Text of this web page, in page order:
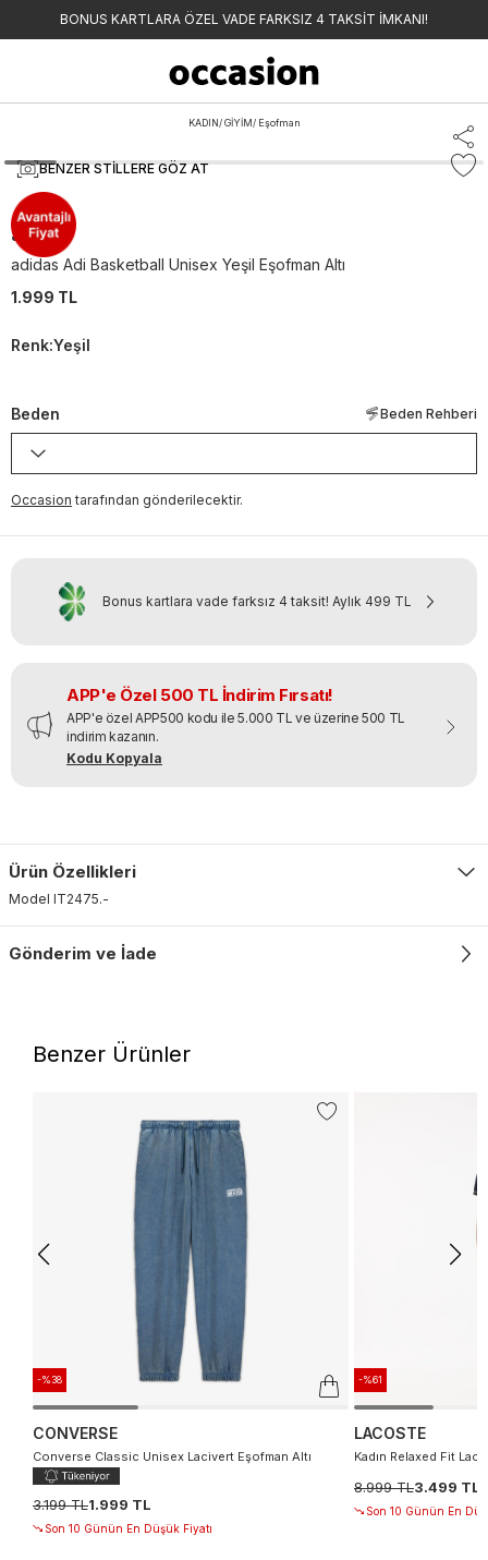
BONUS KARTLARA ÖZEL VADE FARKSIZ 4 TAKSİT İMKANI!
KADIN/ GİYİM/ Eşofman
BENZER STILLERE GÖZ AT
adidas
adidas Adi Basketball Unisex Yeşil Eşofman Altı
1.999 TL
Renk:Yeşil
Beden Beden Rehberi
Occasion tarafından gönderilecektir.
Bonus kartlara vade farksız 4 taksit! Aylık 499 TL
APP'e Özel 500 TL İndirim Fırsatı!
APP'e özel APP500 kodu ile 5.000 TL ve üzerine 500 TL
indirim kazanın.
Kodu Kopyala
Ürün Özellikleri
Model IT2475.-
Gönderim ve İade
Benzer Ürünler
-%38
CONVERSE
Converse Classic Unisex Lacivert Eşofman Altı
3.199 TL1.999 TL
Son 10 Günün En Düşük Fiyatı
-%61
LACOSTE
Kadın Relaxed Fit
8.999 TL3.499 TL
Son 10 Günün En